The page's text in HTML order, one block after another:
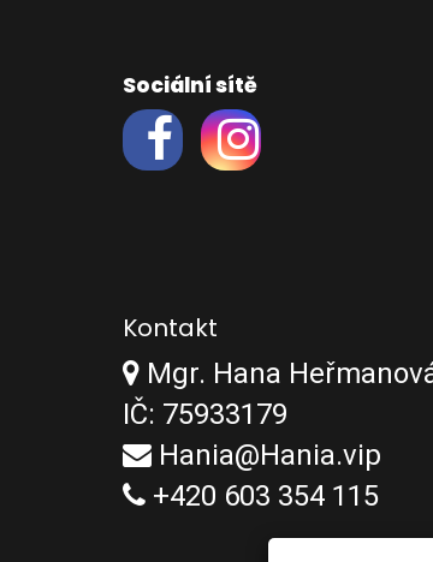
Sociální sítě
Kontakt
Mgr. Hana
IČ: 75933179
Hania@Hania.vip
+420 603 354 115